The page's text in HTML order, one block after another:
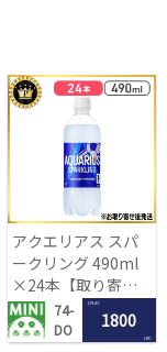
アクエリアス スパ
ークリング 490ml
×24本【取り寄せ
入荷後次第発送】
74-
DO
1 PLAY
1800
LRC